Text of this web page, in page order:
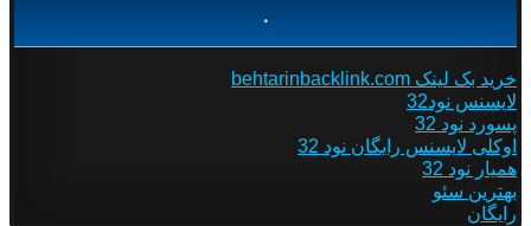
.
خرید بک لینک behtarinbacklink.com
لایسنس نود32
پسورد نود 32
اوکلی لایسنس رایگان نود 32
همیار نود 32
بهترین سئو
رایگان